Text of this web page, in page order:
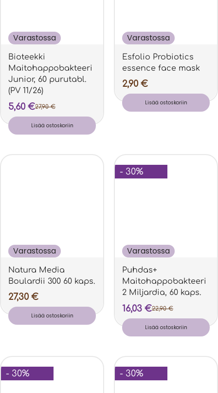
Varastossa
Bioteekki
Maitohappobakteeri
Junior, 60 purutabl.
(PV 11/26)
27,90€
5,60 €
Lisää ostoskoriin
Varastossa
Esfolio Probiotics
essence face mask
2,90 €
Lisää ostoskoriin
Varastossa
Natura Media
Boulardii 300 60 kaps.
27,30 €
Lisää ostoskoriin
- 30%
Varastossa
Puhdas+
Maitohappobakteeri
2 Miljardia, 60 kaps.
22,90€
16,03 €
Lisää ostoskoriin
- 30% - 30%